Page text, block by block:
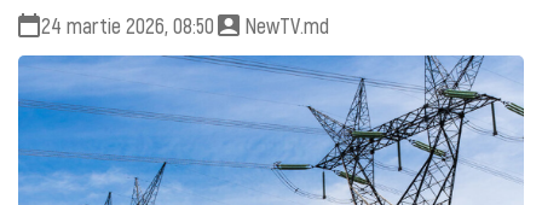
24 martie 2026, 08:50 NewTV.md